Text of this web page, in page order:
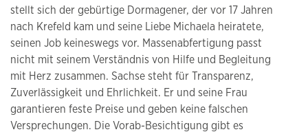
stellt sich der gebürtige Dormagener, der vor 17 Jahren
nach Krefeld kam und seine Liebe Michaela heiratete,
seinen Job keineswegs vor. Massenabfertigung passt
nicht mit seinem Verständnis von Hilfe und Begleitung
mit Herz zusammen. Sachse steht für Transparenz,
Zuverlässigkeit und Ehrlichkeit. Er und seine Frau
garantieren feste Preise und geben keine falschen
Versprechungen. Die Vorab-Besichtigung gibt es